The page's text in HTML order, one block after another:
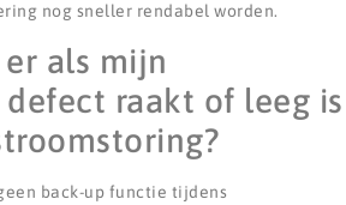
nog sneller rendabel worden.
als mijn
raakt of leeg is
back-up functie tijdens